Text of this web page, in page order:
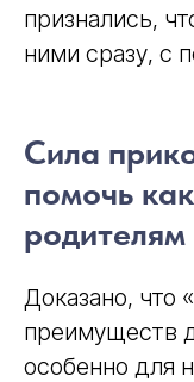
признались,
ними сразу, с
Сила
помочь
родителям
Доказано, что
преимуществ
особенно для